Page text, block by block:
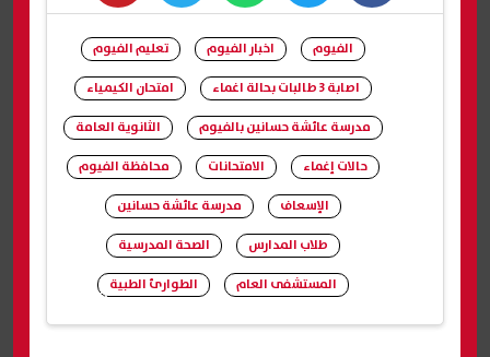
شارك
الفيوم اخبار الفيوم
تعليم الفيوم
اصابة 3 طالبات بحالة اغماء
امتحان الكيمياء
مدرسة عائشة حسانين بالفيوم
الثانوية العامة
حالات إغماء
الامتحانات
محافظة الفيوم
الإسعاف
مدرسة عائشة حسانين
طلاب المدارس
الصحة المدرسية
المستشفى العام
الطوارئ الطبية